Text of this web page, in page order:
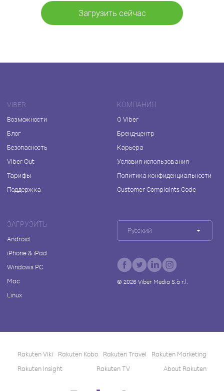
Загрузить сейчас
VIBER
Возможности
Блог
Безопасность
Viber Out
Тарифы
Поддержка
КОМПАНИЯ
О Viber
Бренд-центр
Карьера
Условия использования
Политика конфиденциальности
Customer Complaints Code
ЗАГРУЗИТЬ
Android
iPhone & iPad
Windows PC
Mac
Linux
Русский
© 2026Viber Media S.à r.l.
Rakuten Viki Rakuten Kobo Rakuten Travel
Rakuten Marketing
Rakuten Insight
Rakuten TV About Rakuten